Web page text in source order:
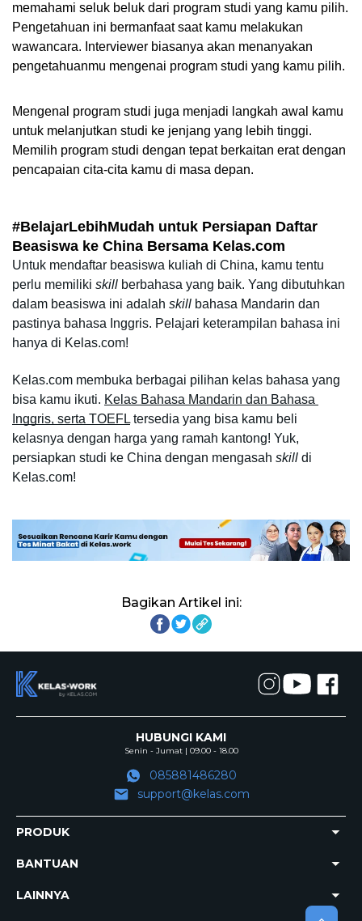
memahami seluk beluk dari program studi yang kamu pilih.
Pengetahuan ini bermanfaat saat kamu melakukan
wawancara. Interviewer biasanya akan menanyakan
pengetahuanmu mengenai program studi yang kamu pilih.
Mengenal program studi juga menjadi langkah awal kamu
untuk melanjutkan studi ke jenjang yang lebih tinggi.
Memilih program studi dengan tepat berkaitan erat dengan
pencapaian cita-cita kamu di masa depan.
#BelajarLebihMudah untuk Persiapan Daftar
Beasiswa ke China Bersama Kelas.com
Untuk mendaftar beasiswa kuliah di China, kamu tentu
perlu memiliki skill berbahasa yang baik. Yang dibutuhkan
dalam beasiswa ini adalah skill bahasa Mandarin dan
pastinya bahasa Inggris. Pelajari keterampilan bahasa ini
hanya di Kelas.com!
Kelas.com membuka berbagai pilihan kelas bahasa yang
bisa kamu ikuti. Kelas Bahasa Mandarin dan Bahasa
Inggris, serta TOEFL tersedia yang bisa kamu beli
kelasnya dengan harga yang ramah kantong! Yuk,
persiapkan studi ke China dengan mengasah skill di
Kelas.com!
Bagikan Artikel ini:
HUBUNGI KAMI
Senin - Jumat | 09.00 - 18.00
085881486280
support@kelas.com
PRODUK
BANTUAN
LAINNYA